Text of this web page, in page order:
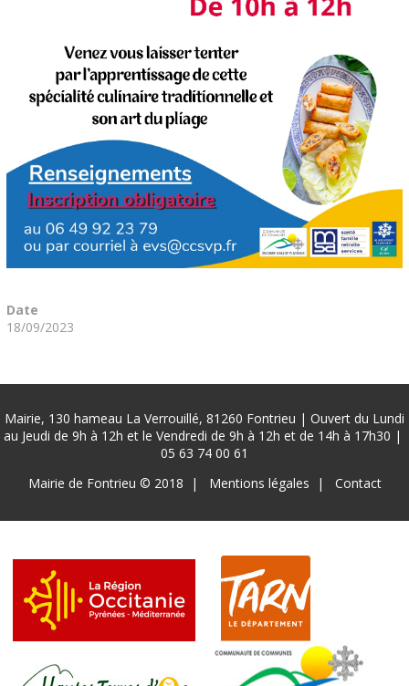
Date
18/09/2023
Mairie, 130 hameau La Verrouillé, 81260 Fontrieu | Ouvert du Lundi
au Jeudi de 9h à 12h et le Vendredi de 9h à 12h et de 14h à 17h30 |
05 63 74 00 61
page
Mairie de Fontrieu © 2018 Mentions légales Contact